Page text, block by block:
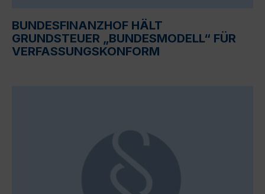
BUNDESFINANZHOF HÄLT
GRUNDSTEUER „BUNDESMODELL“ FÜR
VERFASSUNGSKONFORM